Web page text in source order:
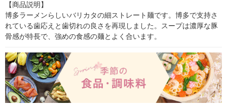
【商品説明】
博多ラーメンらしいバリカタの細ストレート麺です。博多で支持さ
れている歯応えと歯切れの良さを再現しました。スープは濃厚な豚
骨感が特長で、強めの食感の麺とよく合います。